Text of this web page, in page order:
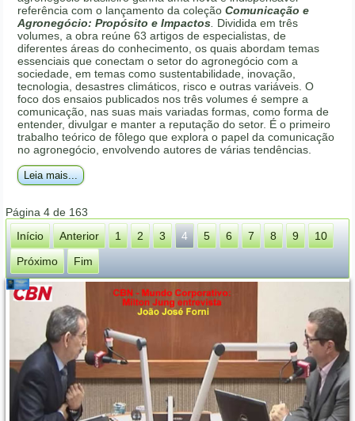
referência com o lançamento da coleçãoComunicação e
Agronegócio: Propósito e Impactos Dividida em três
volumes, a obra reúne 63 artigos de especialistas, de
diferentes áreas do conhecimento, os quais abordam temas
essenciais que conectam o setor do agronegócio com a
sociedade, em temas como sustentabilidade, inovação,
tecnologia, desastres climáticos, risco e outras variáveis. O
foco dos ensaios publicados nos três volumes é sempre a
comunicação, nas suas mais variadas formas, como forma de
entender, divulgar e manter a reputação do setor. É o primeiro
trabalho teórico de fôlego que explora o papel da comunicação
no agronegócio, envolvendo autores de várias tendências.
Leia mais...
Página 4 de 163
Início
Anterior 1 2 3 4 5 6 7 8 9
10
Próximo
Fim